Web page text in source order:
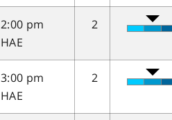
2:00 pm
HAE
2
3:00 pm
HAE
2